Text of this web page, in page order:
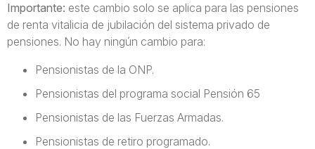
Importante: este cambio solo se aplica para las pensiones
de renta vitalicia de jubilación del sistema privado de
pensiones. No hay ningún cambio para:
Pensionistas de la ONP.
Pensionistas del programa social Pensión 65
Pensionistas de las Fuerzas Armadas.
Pensionistas de retiro programado.